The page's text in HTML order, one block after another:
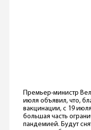
Премьер-министр
июля объявил, что,
вакцинации, с 19
большая часть
пандемией. Будут